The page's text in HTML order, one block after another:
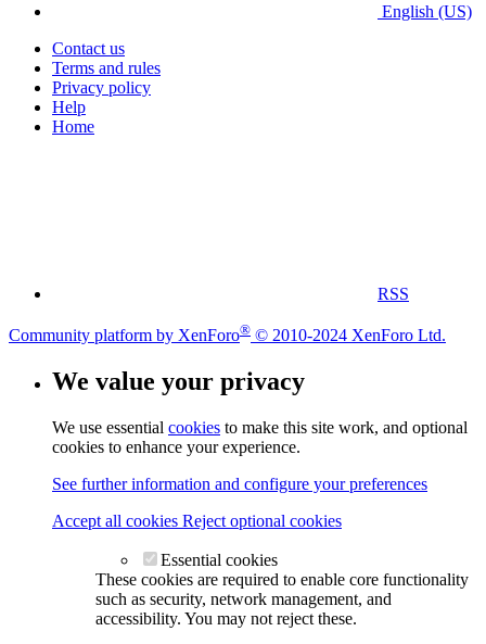
English (US)
Contact us
Terms and rules
Privacy policy
Help
Home
RSS
Community platform by XenForo® © 2010-2024 XenForo Ltd.
We value your privacy
We use essential cookies to make this site work, and optional
cookies to enhance your experience.
See further information and configure your preferences
Accept all cookies Reject optional cookies
Essential cookies
These cookies are required to enable core functionality
such as security, network management, and
accessibility. You may not reject these.